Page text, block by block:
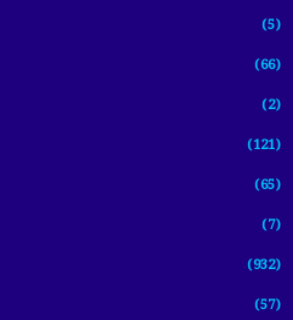
(5)
(66)
(2)
(121)
(65)
(7)
(932)
(57)